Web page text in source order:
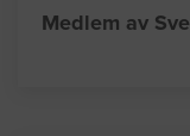
Medlem av